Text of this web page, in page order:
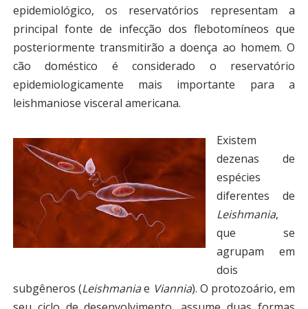
epidemiológico, os reservatórios representam a
principal fonte de infecção dos flebotomíneos que
posteriormente transmitirão a doença ao homem. O
cão doméstico é considerado o reservatório
epidemiologicamente mais importante para a
leishmaniose visceral americana.
Existem
dezenas de
espécies
diferentes de
Leishmania,
que se
agrupam em
dois
subgêneros (Leishmaniae Viannia). O protozoário, em